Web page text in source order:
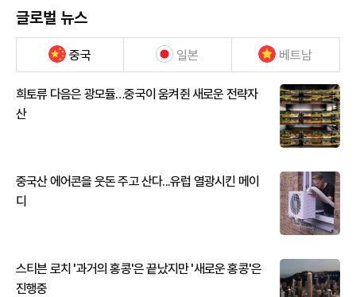
글로벌 뉴스
중국 일본 베트남
희토류 다음은 광모듈…중국이 움켜쥔 새로운 전략자
산
중국산 에어콘을 웃돈 주고 산다...유럽 열광시킨 메이
디
스티븐 로치 '과거의 홍콩'은 끝났지만 '새로운 홍콩'은
진행중